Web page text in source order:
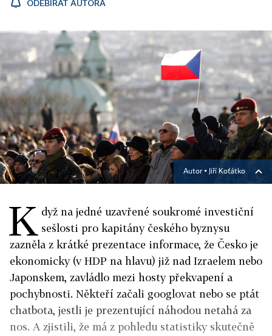
ODEBÍRAT AUTORA
Autor ▪ Jiří Koťátko
K dyž na jedné uzavřené soukromé investiční
sešlosti pro kapitány českého byznysu
zazněla z krátké prezentace informace, že Česko je
ekonomicky (v HDP na hlavu) již nad Izraelem nebo
Japonskem, zavládlo mezi hosty překvapení a
pochybnosti. Někteří začali googlovat nebo se ptát
chatbota, jestli je prezentující náhodou netahá za
nos. A zjistili, že má z pohledu statistiky skutečně